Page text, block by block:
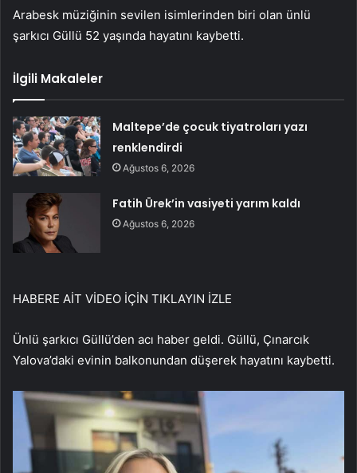
Arabesk müziğinin sevilen isimlerinden biri olan ünlü
şarkıcı Güllü 52 yaşında hayatını kaybetti.
İlgili Makaleler
Maltepe’de çocuk tiyatroları yazı
renklendirdi
Ağustos 6, 2026
Fatih Ürek’in vasiyeti yarım kaldı
Ağustos 6, 2026
HABERE AİT VİDEO İÇİN TIKLAYIN İZLE
Ünlü şarkıcı Güllü’den acı haber geldi. Güllü, Çınarcık
Yalova’daki evinin balkonundan düşerek hayatını kaybetti.